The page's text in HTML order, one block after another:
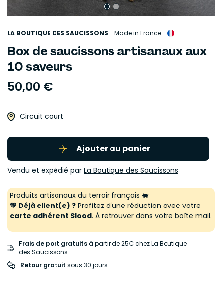
LA BOUTIQUE DES SAUCISSONS - Made in France
Box de saucissons artisanaux aux
10 saveurs
50,00 €
Circuit court
Ajouter au panier
Vendu et expédié par La Boutique des Saucissons
Produits artisanaux du terroir français 🐖
💚 Déjà client(e) ? Profitez d'une réduction avec votre
carte adhérent Slood. À retrouver dans votre boîte mail.
Frais de port gratuitsà partir de 25€ chez La Boutique
des Saucissons
Retour gratuit sous 30 jours